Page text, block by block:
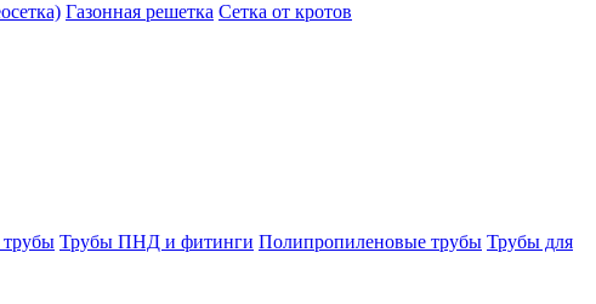
Газонная решетка Сетка от кротов
Трубы ПНД и фитинги Полипропиленовые трубы Трубы для